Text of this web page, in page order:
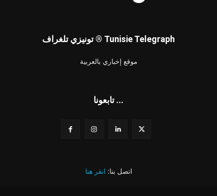
تونيزي تلغراف ® Tunisie Telegraph
موقع إخباري بالعربية
تابعونا ...
اتصل بنا: انقر هنا